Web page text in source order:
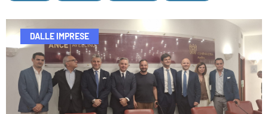
DALLE IMPRESE